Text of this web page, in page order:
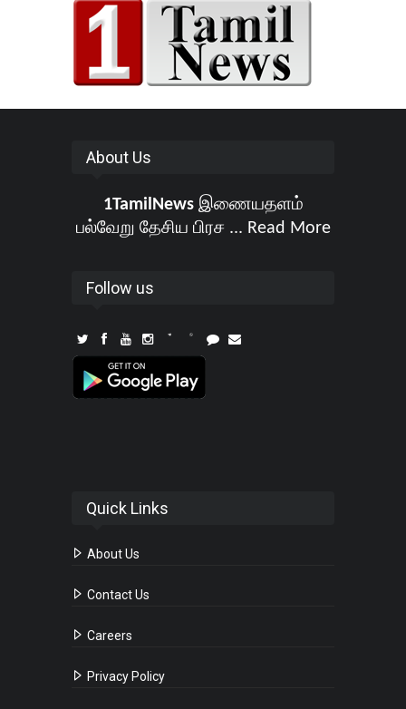
About Us
1TamilNewsஇணையதளம்
பல்வேறு தேசிய பிரச ... Read More
Follow us
Quick Links
About Us
Contact Us
Careers
Privacy Policy